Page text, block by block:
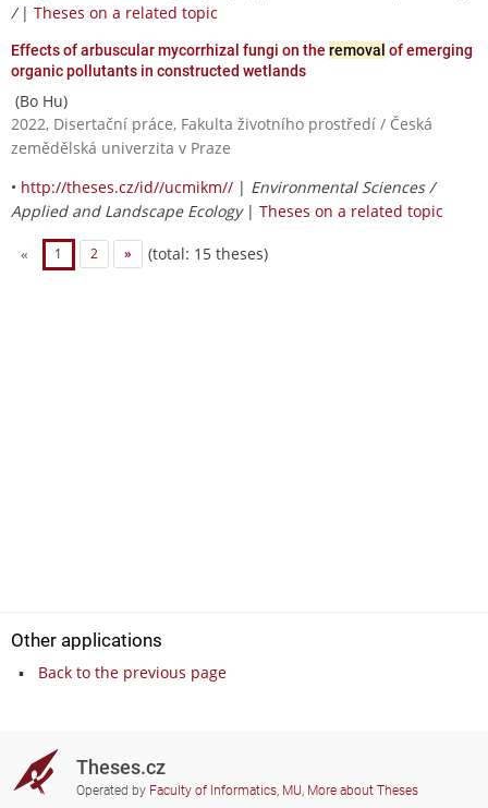
/ | Theses on a related topic
Effects of arbuscular mycorrhizal fungi on the removal of emerging
organic pollutants in constructed wetlands
(Bo Hu)
2022, Disertační práce, Fakulta životního prostředí / Česká
zemědělská univerzita v Praze
• http://theses.cz/id//ucmikm// | Environmental Sciences /
Applied and Landscape Ecology| Theses on a related topic
« 1 2 » (total: 15 theses)
Other applications
Back to the previous page
Theses.cz
Operated by Faculty of Informatics, MU, More about Theses